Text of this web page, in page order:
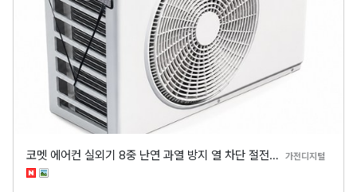
코멧 에어컨 실외기 8중 난연 과열 방지 열 차단 절전… 가전디지털